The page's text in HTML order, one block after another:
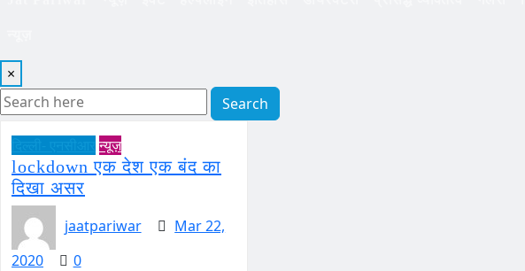
×
Search
न्यूज़
lockdown एक देश एक बंद का
दिखा असर
jaatpariwar
Mar 22,
2020
0